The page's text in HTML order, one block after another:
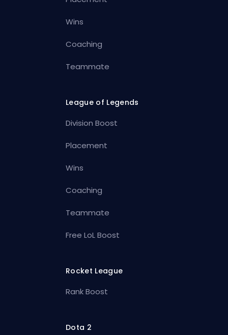
Wins
Coaching
Teammate
League of Legends
Division Boost
Placement
Wins
Coaching
Teammate
Free LoL Boost
Rocket League
Rank Boost
Dota 2